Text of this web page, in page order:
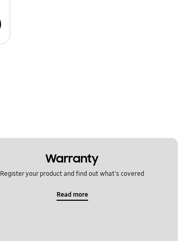
Warranty
Register your product and find out what's covered
Read more